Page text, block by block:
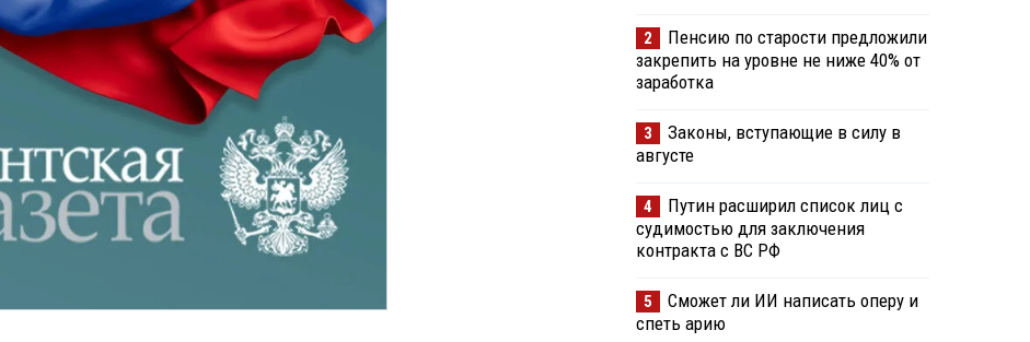
2
Пенсию по старости предложили
закрепить на уровне не ниже 40% от
заработка
3
Законы, вступающие в силу в
августе
4
Путин расширил список лиц с
судимостью для заключения
контракта с ВС РФ
5
Сможет ли ИИ написать оперу и
спеть арию